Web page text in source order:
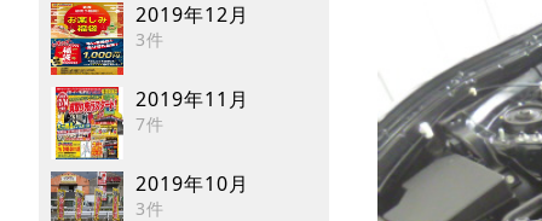
2019年12月
3件
2019年11月
7件
2019年10月
3件